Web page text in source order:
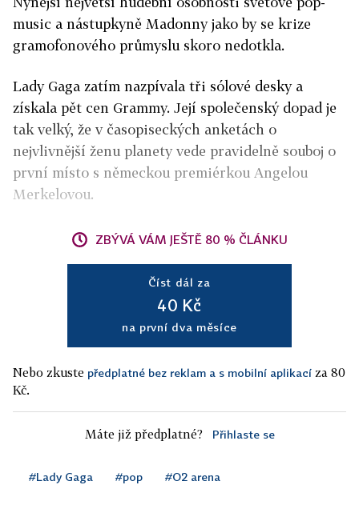
music a nástupkyně Madonny jako by se krize
gramofonového průmyslu skoro nedotkla.
Lady Gaga zatím nazpívala tři sólové desky a
získala pět cen Grammy. Její společenský dopad je
tak velký, že v časopiseckých anketách o
nejvlivnější ženu planety vede pravidelně souboj o
první místo s německou premiérkou Angelou
Merkelovou.
ZBÝVÁ VÁM JEŠTĚ 80 % ČLÁNKU
Číst dál za
40 Kč
na první dva měsíce
Nebo zkuste předplatné bez reklam a s mobilní aplikací za 80
Kč.
Máte již předplatné? Přihlaste se
#Lady Gaga #pop #O2 arena